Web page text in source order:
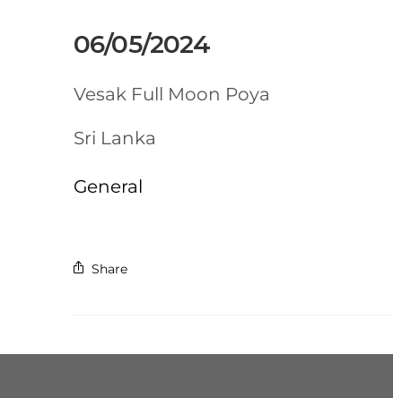
06/05/2024
Vesak Full Moon Poya
Sri Lanka
General
Share